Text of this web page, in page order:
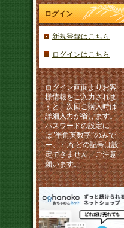
ログイン
新規登録はこちら
ログインはこちら
ログイン画面よりお客
様情報をご入力されま
すと、次回ご購入時は
詳細入力が省けます。
パスワードの設定に
は"半角英数字”のみで
ー。・,などの記号は設
定できません。ご注意
願います。